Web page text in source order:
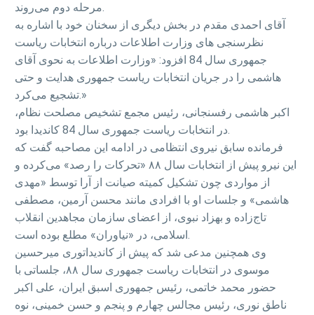
مرحله دوم می‌روند.
آقای احمدی مقدم در بخش دیگری از سخنان خود با اشاره به
نظرسنجی های وزارت اطلاعات درباره انتخابات ریاست
جمهوری سال 84 افزود: «وزارت اطلاعات به نحوی آقای
هاشمی را در جریان انتخابات ریاست جمهوری هدایت و حتی
تشجیع می‌کرد.»
اکبر هاشمی رفسنجانی، رئیس مجمع تشخیص مصلحت نظام،
در انتخابات ریاست جمهوری سال 84 کاندیدا بود.
فرمانده سابق نیروی انتظامی در ادامه این مصاحبه گفت که
این نیرو پیش از انتخابات سال ۸۸ «تحرکات را رصد» می‌کرده و
از مواردی چون تشکیل کمیته صیانت از آرا توسط «مهدی
هاشمی» و جلسات او با افرادی مانند محسن آرمین، مصطفی
تاج‌زاده و بهزاد نبوی، از اعضای سازمان مجاهدین انقلاب
اسلامی، در «نیاوران» مطلع بوده است.
وی همچنین مدعی شد که پیش از کاندیداتوری میرحسین
موسوی در انتخابات ریاست جمهوری سال ۸۸، جلساتی با
حضور محمد خاتمی، رئیس جمهوری اسبق ایران، علی اکبر
ناطق نوری، رئیس مجالس چهارم و پنجم و حسن خمینی، نوه